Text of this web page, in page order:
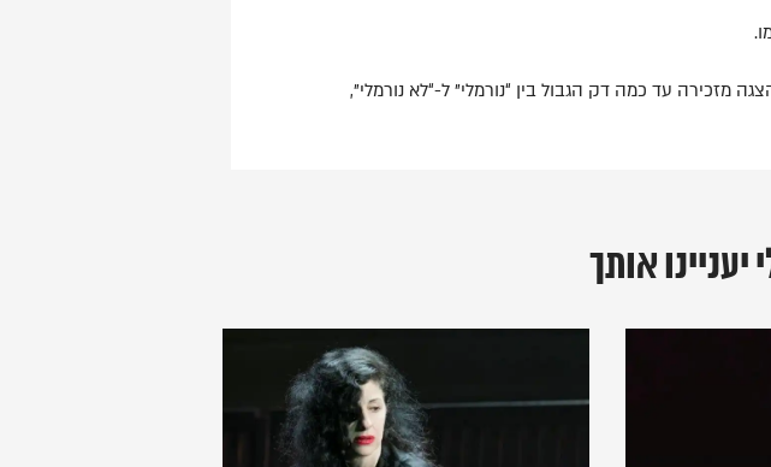
מזכירה עד כמה דק הגבול בין “נורמלי” ל-“לא נורמלי”,
אותך